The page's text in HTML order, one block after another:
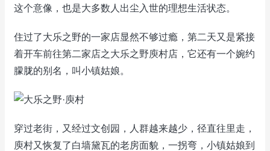
这个意像，也是大多数人出尘入世的理想生活状态。
住过了大乐之野的一家店显然不够过瘾，第二天又是紧接
着开车前往第二家店之大乐之野庾村店，它还有一个婉约
朦胧的别名，叫小镇姑娘。
穿过老街，又经过文创园，人群越来越少，径直往里走，
庾村又恢复了白墙黛瓦的老房面貌，一拐弯，小镇姑娘到